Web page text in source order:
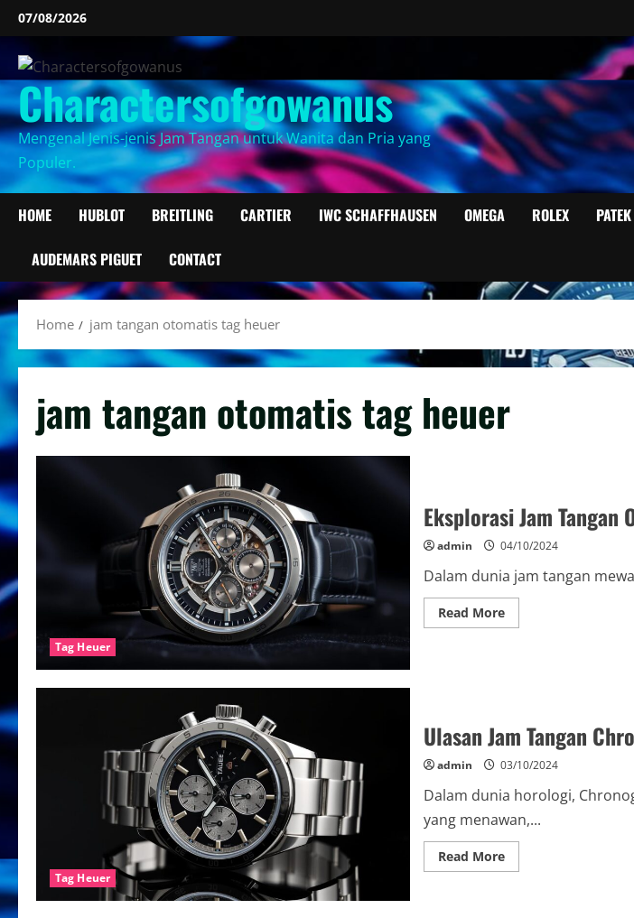
Skip
content
07/08/2026
Charactersofgowanus
Mengenal Jenis-jenis Jam Tangan untuk Wanita dan Pria yang
Populer.
HOME HUBLOT BREITLING CARTIER IWC SCHAFFHAUSEN OMEGA ROLEX
AUDEMARS PIGUET CONTACT
Home jam tangan otomatis tag heuer
jam tangan otomatis tag heuer
Tag Heuer
Eksplorasi Jam Tangan
admin 04/10/2024
Dalam dunia jam tangan
Read MoreRead
more
Mewah
Tag Heuer
Ulasan Jam Tangan
admin 03/10/2024
Dalam dunia horologi,
yang menawan,...
Read MoreRead
more